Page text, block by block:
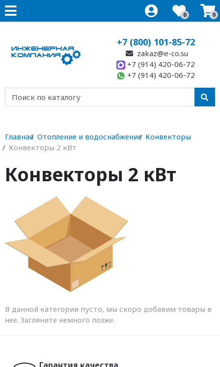
0 0
+7 (800) 101-85-72
zakaz@e-co.su
+7 (914) 420-06-72
+7 (914) 420-06-72
Главная Отопление и водоснабжение Конвекторы
Конвекторы 2 кВт
Конвекторы 2 кВт
В данной категории пусто, мы скоро добавим товары в
нее. Загляните немного позже.